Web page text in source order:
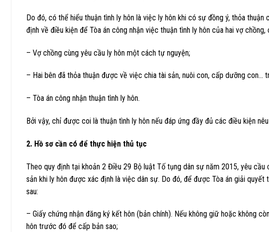
Do đó, có thể hiểu thuận tình ly hôn là việc ly hôn khi có sự đồng ý, thỏa
định về điều kiện để Tòa án công nhận việc thuận tình ly hôn của hai vợ chồng,
– Vợ chồng cùng yêu cầu ly hôn một cách tự nguyện;
– Hai bên đã thỏa thuận được về việc chia tài sản, nuôi con, cấp dưỡng con…
– Tòa án công nhận thuận tình ly hôn.
Bởi vậy, chỉ được coi là thuận tình ly hôn nếu đáp ứng đầy đủ các điều kiện
2. Hồ sơ cần có để thực hiện thủ tục
Theo quy định tại khoản 2 Điều 29 Bộ luật Tố tụng dân sự năm 2015, yêu cầu
sản khi ly hôn được xác định là việc dân sự. Do đó, để được Tòa án giải
sau:
– Giấy chứng nhận đăng ký kết hôn (bản chính). Nếu không giữ hoặc không
hôn trước đó để cấp bản sao;